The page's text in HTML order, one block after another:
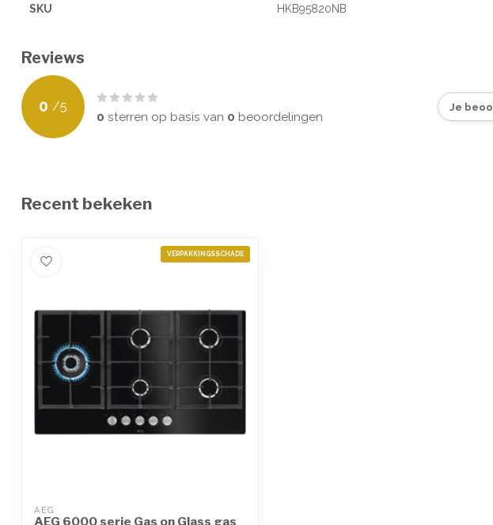
SKU HKB95820NB
Reviews
0 /5
0 sterren op basis van 0 beoordelingen
Je
Recent bekeken
VERPAKKINGSSCHADE
AEG
AEG 6000 serie Gas on Glass gas